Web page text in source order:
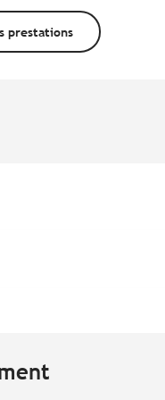
prestations